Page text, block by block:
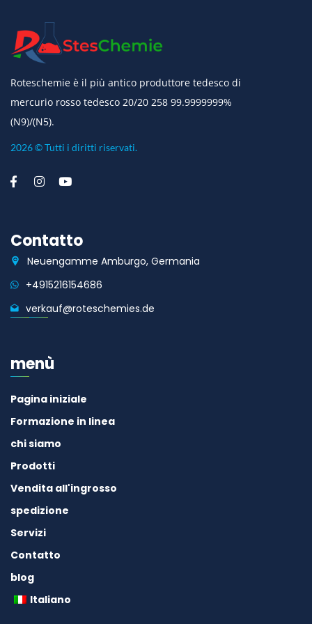
Roteschemie è il più antico produttore tedesco di
mercurio rosso tedesco 20/20 258 99.9999999%
(N9)/(N5).
2026 © Tutti i diritti riservati.
Contatto
Neuengamme Amburgo, Germania
+4915216154686
verkauf@roteschemies.de
menù
Pagina iniziale
Formazione in linea
chi siamo
Prodotti
Vendita all'ingrosso
spedizione
Servizi
Contatto
blog
Italiano